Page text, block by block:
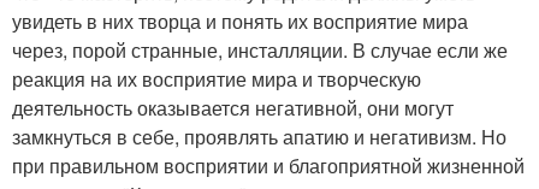
увидеть в них творца и понять их восприятие мира
через, порой странные, инсталляции. В случае если же
реакция на их восприятие мира и творческую
деятельность оказывается негативной, они могут
замкнуться в себе, проявлять апатию и негативизм. Но
при правильном восприятии и благоприятной жизненной